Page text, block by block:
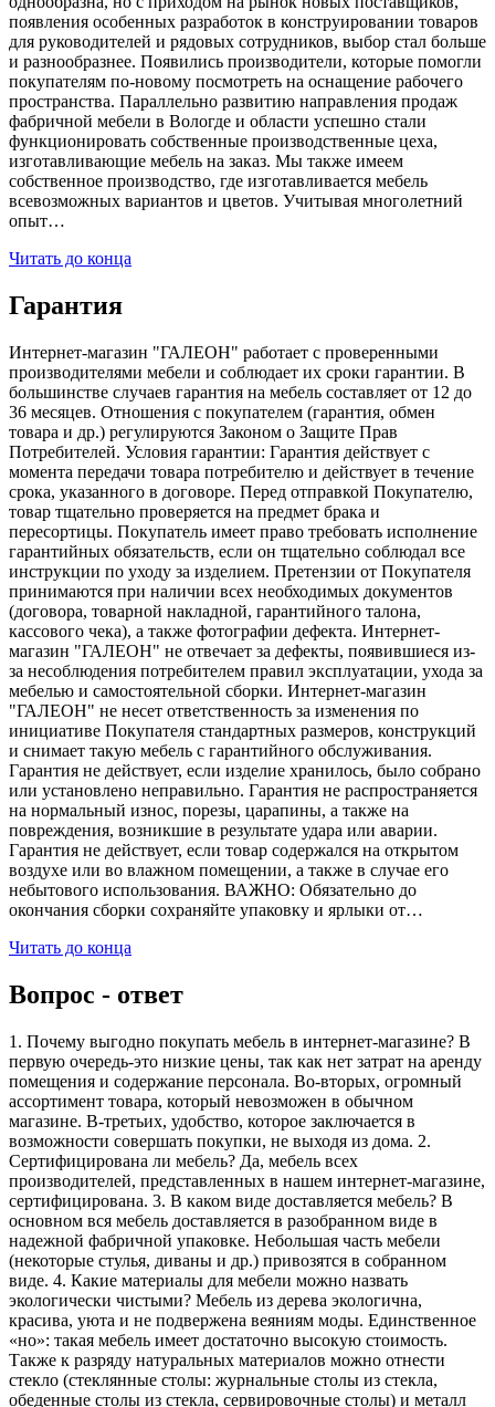
появления особенных разработок в конструировании товаров
для руководителей и рядовых сотрудников, выбор стал больше
и разнообразнее. Появились производители, которые помогли
покупателям по-новому посмотреть на оснащение рабочего
пространства. Параллельно развитию направления продаж
фабричной мебели в Вологде и области успешно стали
функционировать собственные производственные цеха,
изготавливающие мебель на заказ. Мы также имеем
собственное производство, где изготавливается мебель
всевозможных вариантов и цветов. Учитывая многолетний
опыт…
Читать до конца
Гарантия
Интернет-магазин "ГАЛЕОН" работает с проверенными
производителями мебели и соблюдает их сроки гарантии. В
большинстве случаев гарантия на мебель составляет от 12 до
36 месяцев. Отношения с покупателем (гарантия, обмен
товара и др.) регулируются Законом о Защите Прав
Потребителей. Условия гарантии: Гарантия действует с
момента передачи товара потребителю и действует в течение
срока, указанного в договоре. Перед отправкой Покупателю,
товар тщательно проверяется на предмет брака и
пересортицы. Покупатель имеет право требовать исполнение
гарантийных обязательств, если он тщательно соблюдал все
инструкции по уходу за изделием. Претензии от Покупателя
принимаются при наличии всех необходимых документов
(договора, товарной накладной, гарантийного талона,
кассового чека), а также фотографии дефекта. Интернет-
магазин "ГАЛЕОН" не отвечает за дефекты, появившиеся из-
за несоблюдения потребителем правил эксплуатации, ухода за
мебелью и самостоятельной сборки. Интернет-магазин
"ГАЛЕОН" не несет ответственность за изменения по
инициативе Покупателя стандартных размеров, конструкций
и снимает такую мебель с гарантийного обслуживания.
Гарантия не действует, если изделие хранилось, было собрано
или установлено неправильно. Гарантия не распространяется
на нормальный износ, порезы, царапины, а также на
повреждения, возникшие в результате удара или аварии.
Гарантия не действует, если товар содержался на открытом
воздухе или во влажном помещении, а также в случае его
небытового использования. ВАЖНО: Обязательно до
окончания сборки сохраняйте упаковку и ярлыки от…
Читать до конца
Вопрос - ответ
1. Почему выгодно покупать мебель в интернет-магазине? В
первую очередь-это низкие цены, так как нет затрат на аренду
помещения и содержание персонала. Во-вторых, огромный
ассортимент товара, который невозможен в обычном
магазине. В-третьих, удобство, которое заключается в
возможности совершать покупки, не выходя из дома. 2.
Сертифицирована ли мебель? Да, мебель всех
производителей, представленных в нашем интернет-магазине,
сертифицирована. 3. В каком виде доставляется мебель? В
основном вся мебель доставляется в разобранном виде в
надежной фабричной упаковке. Небольшая часть мебели
(некоторые стулья, диваны и др.) привозятся в собранном
виде. 4. Какие материалы для мебели можно назвать
экологически чистыми? Мебель из дерева экологична,
красива, уюта и не подвержена веяниям моды. Единственное
«но»: такая мебель имеет достаточно высокую стоимость.
Также к разряду натуральных материалов можно отнести
стекло (стеклянные столы: журнальные столы из стекла,
обеденные столы из стекла, сервировочные столы) и металл